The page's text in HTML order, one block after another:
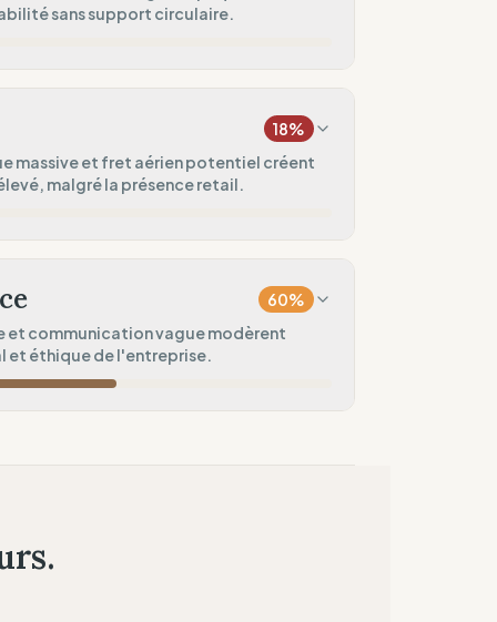
sans support circulaire.
20
18%
massive et fret aérien potentiel créent
malgré la présence retail.
probable) 60%
et communication vague modèrent
et éthique de l'entreprise.